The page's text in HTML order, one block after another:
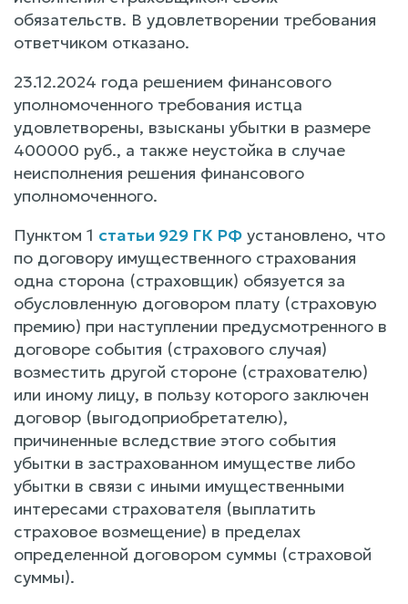
обязательств. В удовлетворении требования
ответчиком отказано.
23.12.2024 года решением финансового
уполномоченного требования истца
удовлетворены, взысканы убытки в размере
400000 руб., а также неустойка в случае
неисполнения решения финансового
уполномоченного.
Пунктом 1 статьи 929 ГК РФ установлено, что
по договору имущественного страхования
одна сторона (страховщик) обязуется за
обусловленную договором плату (страховую
премию) при наступлении предусмотренного в
договоре события (страхового случая)
возместить другой стороне (страхователю)
или иному лицу, в пользу которого заключен
договор (выгодоприобретателю),
причиненные вследствие этого события
убытки в застрахованном имуществе либо
убытки в связи с иными имущественными
интересами страхователя (выплатить
страховое возмещение) в пределах
определенной договором суммы (страховой
суммы).